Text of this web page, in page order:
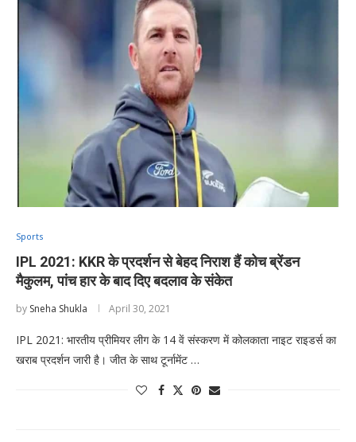
Sports
IPL 2021: KKR के प्रदर्शन से बेहद निराश हैं कोच ब्रेंडन
मैकुलम, पांच हार के बाद दिए बदलाव के संकेत
by Sneha Shukla April 30, 2021
IPL 2021: भारतीय प्रीमियर लीग के 14 वें संस्करण में कोलकाता नाइट राइडर्स का
खराब प्रदर्शन जारी है। जीत के साथ टूर्नामेंट …